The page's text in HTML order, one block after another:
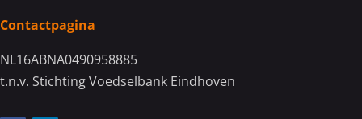
Contactpagina
NL16ABNA0490958885
t.n.v. Stichting Voedselbank Eindhoven